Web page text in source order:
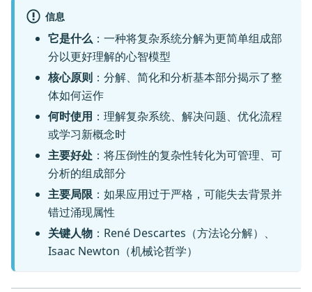
信息
它是什么 ：一种将复杂系统分解为更简单组成部
分以更好理解的心智模型
核心原则 ：分解、简化和分析基本部分揭示了整
体如何运作
何时使用 ：理解复杂系统、解决问题、优化流程
或学习新概念时
主要好处 ：将压倒性的复杂性转化为可管理、可
分析的组成部分
主要局限 ：如果应用过于严格，可能失去背景并
错过涌现属性
关键人物 ：René Descartes（方法论分解）、
Isaac Newton（机械论哲学）